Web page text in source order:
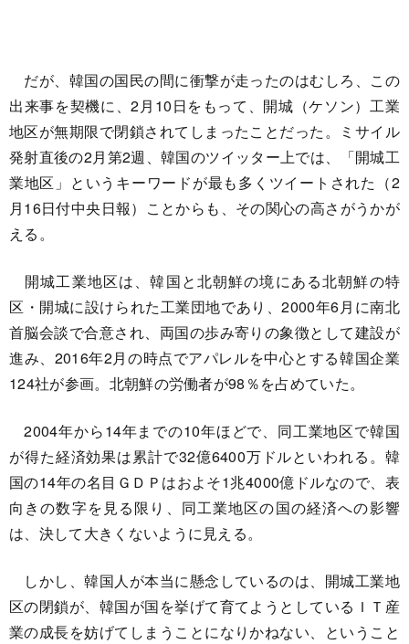
だが、韓国の国民の間に衝撃が走ったのはむしろ、この
出来事を契機に、2月10日をもって、開城（ケソン）工業
地区が無期限で閉鎖されてしまったことだった。ミサイル
発射直後の2月第2週、韓国のツイッター上では、「開城工
業地区」というキーワードが最も多くツイートされた（2
月16日付中央日報）ことからも、その関心の高さがうかが
える。
開城工業地区は、韓国と北朝鮮の境にある北朝鮮の特
区・開城に設けられた工業団地であり、2000年6月に南北
首脳会談で合意され、両国の歩み寄りの象徴として建設が
進み、2016年2月の時点でアパレルを中心とする韓国企業
124社が参画。北朝鮮の労働者が98％を占めていた。
2004年から14年までの10年ほどで、同工業地区で韓国
が得た経済効果は累計で32億6400万ドルといわれる。韓
国の14年の名目ＧＤＰはおよそ1兆4000億ドルなので、表
向きの数字を見る限り、同工業地区の国の経済への影響
は、決して大きくないように見える。
しかし、韓国人が本当に懸念しているのは、開城工業地
区の閉鎖が、韓国が国を挙げて育てようとしているＩＴ産
業の成長を妨げてしまうことになりかねない、ということ